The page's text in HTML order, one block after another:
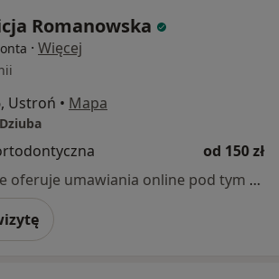
Romanowska
· Więcej
Ustroń • Mapa
od 150 zł
Specjalista nie oferuje umawiania online pod tym adresem.